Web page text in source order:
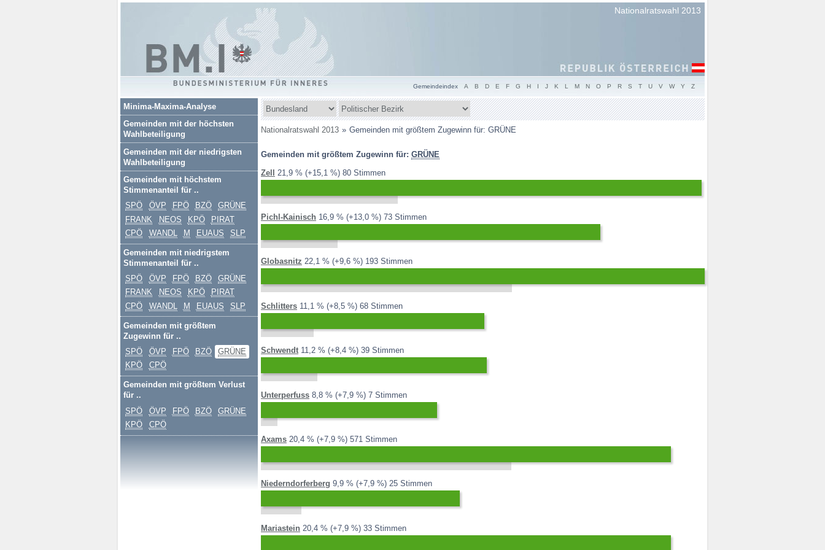
Nationalratswahl 2013
BM.I
Bundesministerium
für Inneres
Sie
sich
hier:
Nationalratswahl 2013 Gemeinden mit größtem Zugewinn für: GRÜNE
Gemeinden mit größtem Zugewinn für: GRÜNE
Zell 2013:
21,9 % 2008:
6,8 %
Differenz:
+15,1 % 80 Stimmen
Pichl-Kainisch 2013:
16,9 % 2008:
3,8 %
Differenz:
+13,0 % 73 Stimmen
Globasnitz 2013:
22,1 % 2008:
12,5 %
Differenz:
+9,6 % 193 Stimmen
Schlitters 2013:
11,1 % 2008:
2,6 %
Differenz:
+8,5 % 68 Stimmen
Schwendt 2013:
11,2 % 2008:
2,8 %
Differenz:
+8,4 % 39 Stimmen
Unterperfuss 2013:
8,8 % 2008:
0,8 %
Differenz:
+7,9 % 7 Stimmen
Axams 2013:
20,4 % 2008:
12,5 %
Differenz:
+7,9 % 571 Stimmen
Niederndorferberg 2013:
9,9 % 2008:
2,0 %
Differenz:
+7,9 % 25 Stimmen
Mariastein 2013:
20,4 % 2008:
12,5 %
Differenz:
+7,9 % 33 Stimmen
Minima-Maxima-Analyse
Gemeinden mit der höchsten
Wahlbeteiligung
Gemeinden mit der niedrigsten
Wahlbeteiligung
Gemeinden mit höchstem
Stimmenanteil für ..
SPÖ
ÖVP FPÖ BZÖ
GRÜNE
FRANK
NEOS KPÖ
PIRAT
CPÖ
WANDL M EUAUS SLP
Gemeinden mit niedrigstem
Stimmenanteil für ..
SPÖ
ÖVP FPÖ BZÖ
GRÜNE
FRANK
NEOS KPÖ
PIRAT
CPÖ
WANDL M EUAUS SLP
Gemeinden mit größtem
Zugewinn für ..
SPÖ
ÖVP FPÖ BZÖ
GRÜNE
KPÖ
CPÖ
Gemeinden mit größtem Verlust
für ..
SPÖ
ÖVP FPÖ BZÖ
GRÜNE
KPÖ
CPÖ
Bundesland
Politischer
Bezirk
Gemeindeindex A B D E F G H I J K L M N O P R S T U V W Y Z